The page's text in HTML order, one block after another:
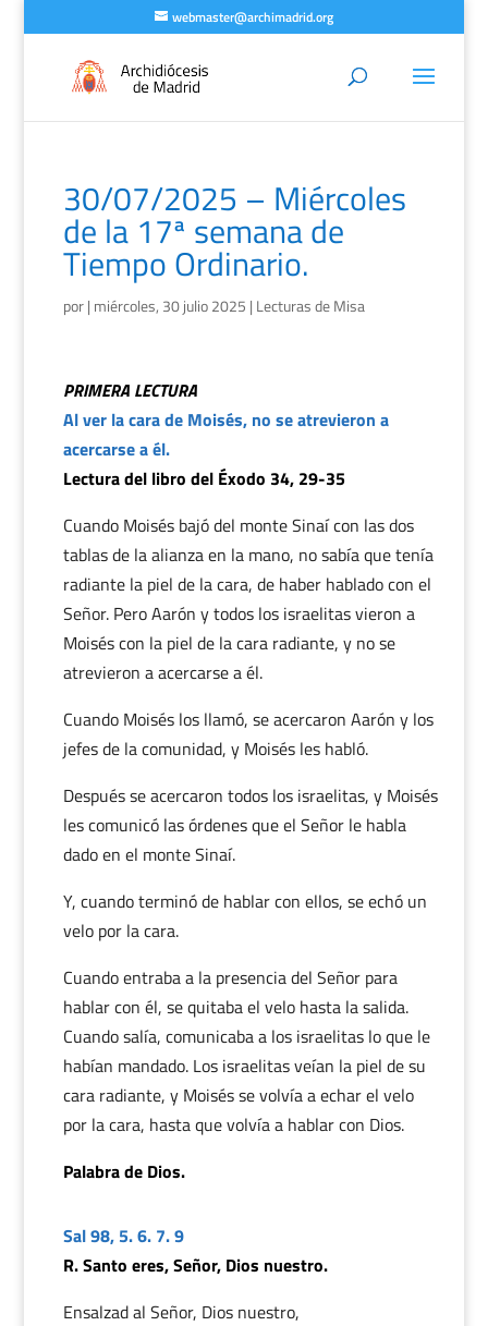
webmaster@archimadrid.org
30/07/2025 – Miércoles
de la 17ª semana de
Tiempo Ordinario.
por| miércoles, 30 julio 2025 | Lecturas de Misa
PRIMERA LECTURA
Al ver la cara de Moisés, no se atrevieron a
acercarse a él.
Lectura del libro del Éxodo 34, 29-35
Cuando Moisés bajó del monte Sinaí con las dos
tablas de la alianza en la mano, no sabía que tenía
radiante la piel de la cara, de haber hablado con el
Señor. Pero Aarón y todos los israelitas vieron a
Moisés con la piel de la cara radiante, y no se
atrevieron a acercarse a él.
Cuando Moisés los llamó, se acercaron Aarón y los
jefes de la comunidad, y Moisés les habló.
Después se acercaron todos los israelitas, y Moisés
les comunicó las órdenes que el Señor le habla
dado en el monte Sinaí.
Y, cuando terminó de hablar con ellos, se echó un
velo por la cara.
Cuando entraba a la presencia del Señor para
hablar con él, se quitaba el velo hasta la salida.
Cuando salía, comunicaba a los israelitas lo que le
habían mandado. Los israelitas veían la piel de su
cara radiante, y Moisés se volvía a echar el velo
por la cara, hasta que volvía a hablar con Dios.
Palabra de Dios.
Sal 98, 5. 6. 7. 9
R. Santo eres, Señor, Dios nuestro.
Ensalzad al Señor, Dios nuestro,